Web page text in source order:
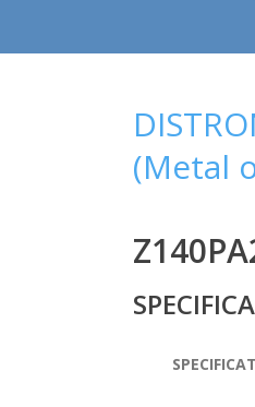
(Metal